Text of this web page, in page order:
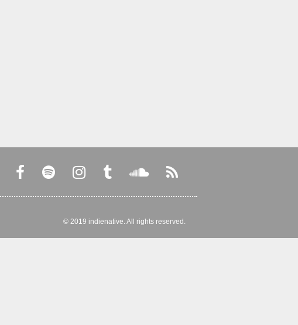
© 2019 indienative. All rights reserved.